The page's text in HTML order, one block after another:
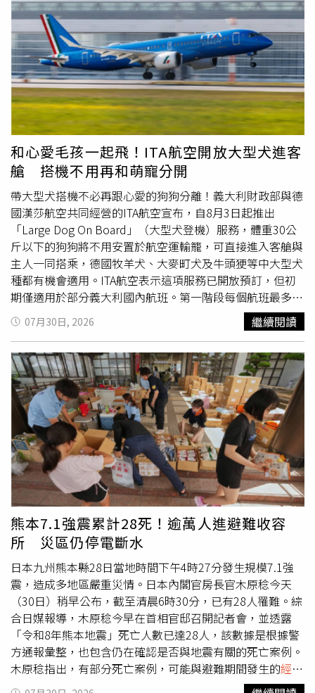
機旅客都完成配餐後，再禮貌詢問是否還有剩餘餐點。多位
空服員也分享，提高成功率的說法是：「如果全部發完後還
有多的餐點，可以再給我一份嗎？」由於這樣既不會影響送
餐流程，也能讓空服員先確認是否仍有剩餐，因此比直接要
求再來一份，更容易獲得同意。不少人更直言，只要還有多
的餐點，「有多就會給」、「沒有人會因為這樣不高興」。
空服員表示，未發出的飛機餐通常無法留到下一趟航班使
用，多數都必須依照食品安全規定處理，因此若還有剩餘，
提供給仍有需求的旅客，不僅能避免浪費，也能讓餐點發揮
最大價值。不過，如果當天餐點剛好全部發完，或剩餘數量
不足，就只能婉拒乘客的要求。不少旅客也分享自己的「加
餐」經驗，有人原本只是詢問是否能另外付費購買一份飛機
餐，沒想到空服員直接送上3盒主餐；有人在經濟艙幸運吃
到剩餘的商務艙餐點；也有人因擔心抵達目的地前肚子餓，
詢問是否能多拿幾個餐包，結果一次獲得5個。還有人不到
幾分鐘就把飛機餐吃完，收餐時空服員主動關心是否還餓，
最後又送來第二份餐點；甚至有人只是詢問是否有剩餘堅
果，空服員乾脆請他打開背包，把整籃未發完的小包裝堅果
全部放進包包，讓不少網友笑稱，「有一種餓叫空服員怕你
餓」、「有問真的有機會」。除了Threads討論外，過去
Dcard也曾有前長榮航空空服員分享，飛機餐與餐包通常都
是依照旅客數量配置，若每位乘客都正常取餐，幾乎不會有
剩餘。不過，在紅眼航班、長程航班或部分短程航班，由於
有人睡覺、沒有食慾或自行準備餐點，送餐結束後仍可能留
下部分餐點，因此只要還有剩餘，多半都會提供給有需要的
旅客。前空服員也提到，即使飛機餐真的沒有剩下，若旅客
確實感到飢餓，機組人員通常仍會視情況提供米果、餅乾或
其他小點心協助充飢；另外，若有素食、宗教餐、兒童餐等
特殊餐需求，最好在訂票後或起飛前先完成預訂，以免因餐
點數量有限，當天無法臨時供應。綜合空服員與旅客分享，
多數人認為飛機上想多吃一份餐點並非禁忌，關鍵在於是否
掌握正確時機與態度。由於飛機餐配額有限，若人人都要求
第二份，不僅可能影響其他乘客權益，也會增加空服員送餐
負擔，因此最好的方式仍是耐心等候全機配餐完成，再以禮
貌方式詢問「如果還有剩餐，可以再給我一份嗎？」若仍有
剩餘，通常都有機會如願加餐；若沒有，也應尊重空服員的
安排。
和心愛毛孩一起飛！ITA航空開放大型犬進客
艙 搭機不用再和萌寵分開
帶大型犬搭機不必再跟心愛的狗狗分離！義大利財政部與德
國漢莎航空共同經營的ITA航空宣布，自8月3日起推出
「Large Dog On Board」（大型犬登機）服務，體重30公
斤以下的狗狗將不用安置於航空運輸籠，可直接進入客艙與
主人一同搭乘，德國牧羊犬、大麥町犬及牛頭㹴等中大型犬
種都有機會適用。ITA航空表示這項服務已開放預訂，但初
期僅適用於部分義大利國內航班。第一階段每個航班最多允
許2隻大型犬進入客艙，其中商務艙可安排一隻體重不超過
30公斤的犬隻，經濟艙
則限一隻15公斤以下犬隻。這項計
畫早在今年2月便對外宣布，航空公司也曾在米蘭飛往羅馬
的航班上進行測試，讓2隻大型犬在未使用寵物籠的情況下
搭乘客艙，隨著義大利民航主管機關正式放行，相關服務如
今得以正式上路。過去大型犬搭機時，通常必須被安置在運
輸籠內，再送往貨艙。ITA航空指出，許多飼主希望旅行時
能讓寵物陪在身邊，因此決定調整規定。執行長艾伯哈特
（Joerg Eberhart）表示，公司已聽見旅客需求，希望讓飼
主能與毛孩一同旅行，不必再被迫分開。考量其他乘客的感
受，ITA航空也表示，若有旅客害怕犬隻，或對狗毛過敏，
可向航空公司申請更換座位。ITA航空未來預計逐步將
「Large Dog On Board」擴大至更多義大利國內航班，後
續也計畫將延伸到國際航線。不過，持有ITA航空41%股權
的漢莎航空，目前仍未表態會在自家航班推出相同服務。
07月30日, 2026 繼續閱讀
熊本7.1強震累計28死！逾萬人進避難收容
所 災區仍停電斷水
日本九州熊本縣28日當地時間下午4時27分發生規模7.1強
震，造成多地區嚴重災情。日本內閣官房長官木原稔今天
（30日）稍早公布，截至清晨6時30分，已有28人罹難。綜
合日媒報導，木原稔今早在首相官邸召開記者會，並透露
「令和8年熊本地震」死亡人數已達28人，該數據是根據警
方通報彙整，也包含仍在確認是否與地震有關的死亡案例。
木原稔指出，有部分死亡案例，可能與避難期間發生的經濟
艙 症候群（血栓）、車中避難導致既有疾病惡化，慢性病控